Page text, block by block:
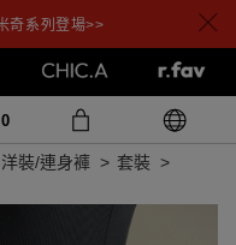
奇系列登場>>
0
洋裝/連身褲
套裝